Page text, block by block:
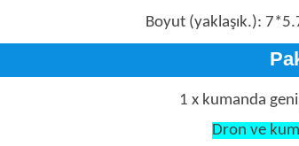
Boyut (yaklaşık.):
1 x kumanda
Dron ve